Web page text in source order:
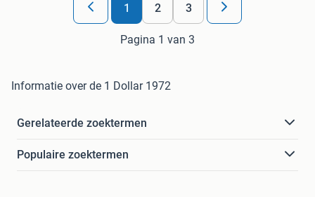
1 2 3
Pagina 1 van 3
Informatie over de 1 Dollar 1972
Gerelateerde zoektermen
Populaire zoektermen